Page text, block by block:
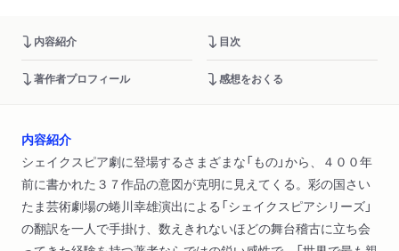
内容紹介 目次
著作者プロフィール 感想をおくる
内容紹介
シェイクスピア劇に登場するさまざまな「もの」から、４００年
前に書かれた３７作品の意図が克明に見えてくる。彩の国さい
たま芸術劇場の蜷川幸雄演出による「シェイクスピアシリーズ」
の翻訳を一人で手掛け、数えきれないほどの舞台稽古に立ち会